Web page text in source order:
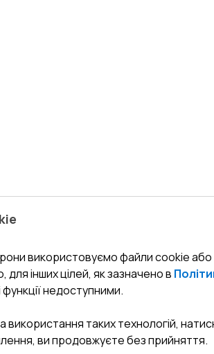
використовуємо файли cookie або
для інших цілей, як зазначено в
недоступними.
використання таких технологій,
ви продовжуєте без прийняття.